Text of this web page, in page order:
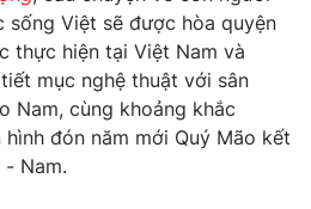
sống Việt sẽ được hòa quyện
thực hiện tại Việt Nam và
mục nghệ thuật với sân
Nam, cùng khoảng khắc
đón năm mới Quý Mão kết
- Nam.